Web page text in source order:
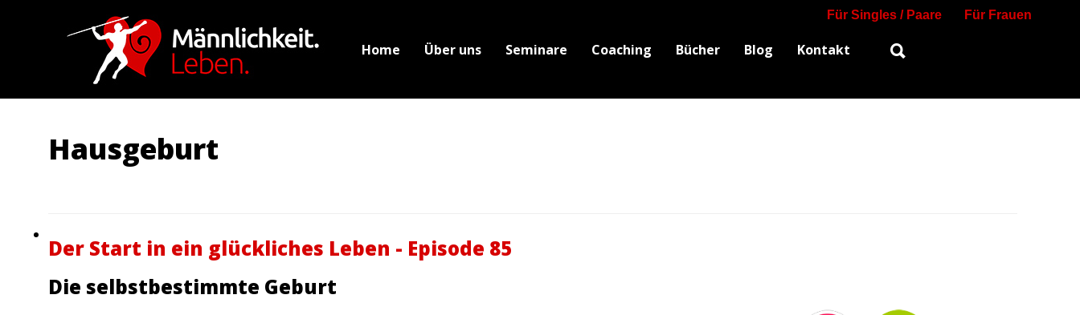
Für Singles / Paare Für Frauen
Home Über uns Seminare Coaching Bücher Blog Kontakt
Suche
Hausgeburt
Der Start in ein glückliches Leben - Episode 85
Die selbstbestimmte Geburt